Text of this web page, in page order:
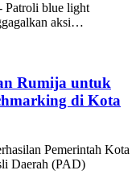
Patroli blue light
aksi…
Rumija untuk
di Kota
Pemerintah Kota
Daerah (PAD)